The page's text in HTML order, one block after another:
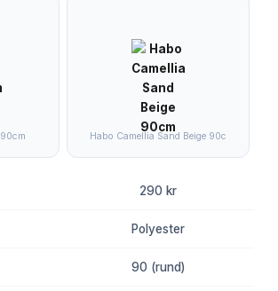
Habo Camellia Sand Beige 90c
290 kr
Polyester
90 (rund)